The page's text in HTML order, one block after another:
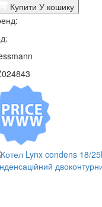
Купити У кошику